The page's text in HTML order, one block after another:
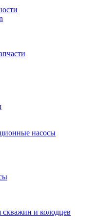
насосы
и колодцев